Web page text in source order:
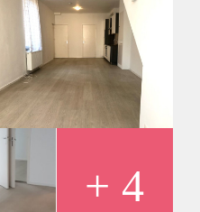
centrum is 10 minuten met
€ 700,- Borg is gelijk
mogelijk.
+ 4